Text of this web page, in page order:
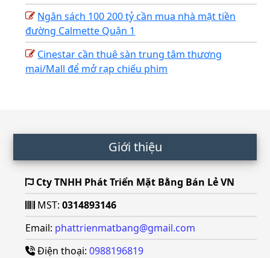
Ngân sách 100 200 tỷ cần mua nhà mặt tiền
đường Calmette Quận 1
Cinestar cần thuê sàn trung tâm thương
mại/Mall để mở rạp chiếu phim
Footer Giới thiệu
Cty TNHH Phát Triển Mặt Bằng Bán Lẻ VN
MST: 0314893146
Email: phattrienmatbang@gmail.com
Điện thoại: 0988196819